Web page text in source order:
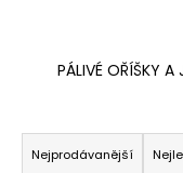
PÁLIVÉ OŘÍŠKY A
Ř
a
Nejprodávanější
e